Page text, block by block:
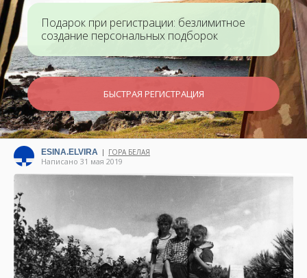
Подарок при регистрации: безлимитное
создание персональных подборок
БЫСТРАЯ РЕГИСТРАЦИЯ
ESINA.ELVIRA | ГОРА БЕЛАЯ
Написано 31 мая 2019